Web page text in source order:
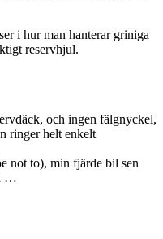
i hur man hanterar griniga
reservhjul.
och ingen fälgnyckel,
ringer helt enkelt
not to), min fjärde bil sen
…